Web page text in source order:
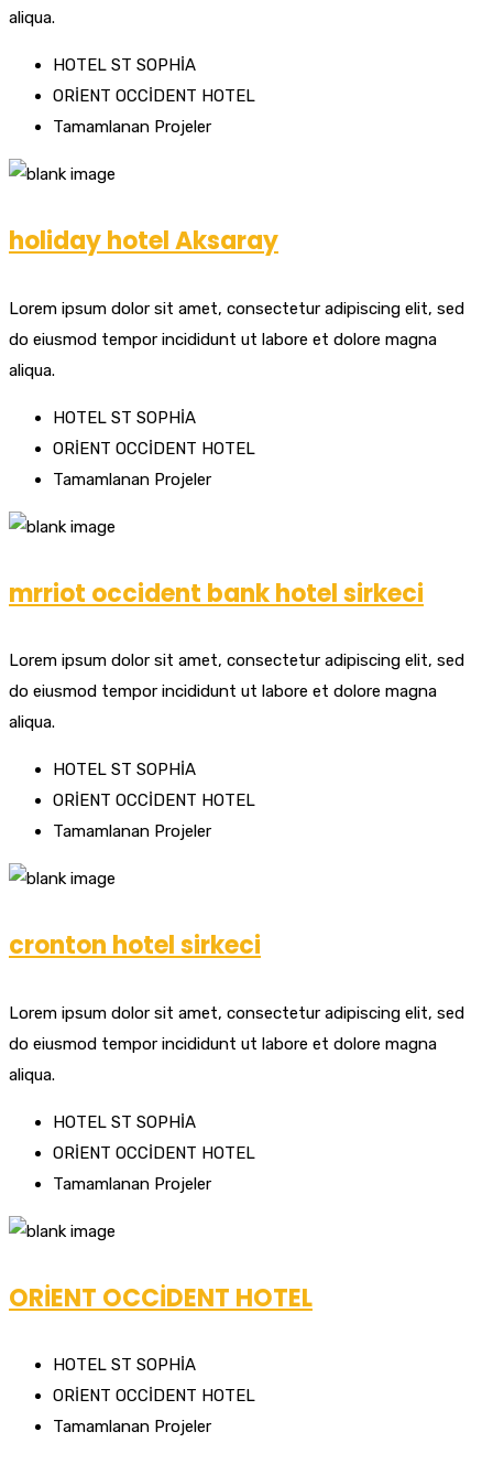
aliqua.
HOTEL ST SOPHİA
ORİENT OCCİDENT HOTEL
Tamamlanan Projeler
holiday hotel Aksaray
Lorem ipsum dolor sit amet, consectetur adipiscing elit, sed
do eiusmod tempor incididunt ut labore et dolore magna
aliqua.
HOTEL ST SOPHİA
ORİENT OCCİDENT HOTEL
Tamamlanan Projeler
mrriot occident bank hotel sirkeci
Lorem ipsum dolor sit amet, consectetur adipiscing elit, sed
do eiusmod tempor incididunt ut labore et dolore magna
aliqua.
HOTEL ST SOPHİA
ORİENT OCCİDENT HOTEL
Tamamlanan Projeler
cronton hotel sirkeci
Lorem ipsum dolor sit amet, consectetur adipiscing elit, sed
do eiusmod tempor incididunt ut labore et dolore magna
aliqua.
HOTEL ST SOPHİA
ORİENT OCCİDENT HOTEL
Tamamlanan Projeler
ORİENT OCCİDENT HOTEL
HOTEL ST SOPHİA
ORİENT OCCİDENT HOTEL
Tamamlanan Projeler